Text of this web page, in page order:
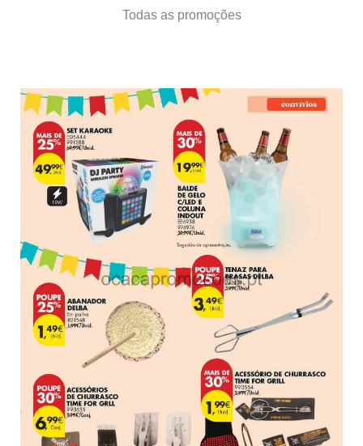
Todas as promoções